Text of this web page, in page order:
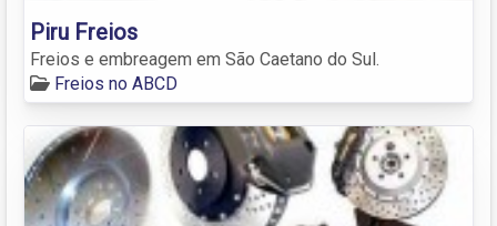
Piru Freios
Freios e embreagem em São Caetano do Sul.
Freios no ABCD